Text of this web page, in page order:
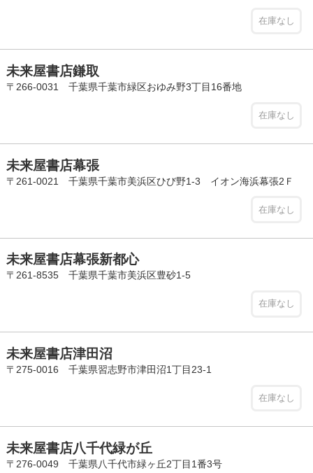
在庫なし
未来屋書店鎌取
〒266-0031 千葉県千葉市緑区おゆみ野3丁目16番地
在庫なし
未来屋書店幕張
〒261-0021 千葉県千葉市美浜区ひび野1-3 イオン海浜幕張2Ｆ
在庫なし
未来屋書店幕張新都心
〒261-8535 千葉県千葉市美浜区豊砂1-5
在庫なし
未来屋書店津田沼
〒275-0016 千葉県習志野市津田沼1丁目23-1
在庫なし
未来屋書店八千代緑が丘
〒276-0049 千葉県八千代市緑ヶ丘2丁目1番3号